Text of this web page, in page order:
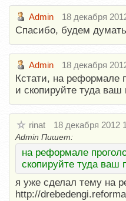
Admin 18 декабря
Спасибо, будем
Admin 18 декабря
Кстати, на реформале
и скопируйте туда ваш
rinat 18 декабря 2012
Admin Пишет:
на реформале
скопируйте туда ваш
я уже сделал тему на
http://